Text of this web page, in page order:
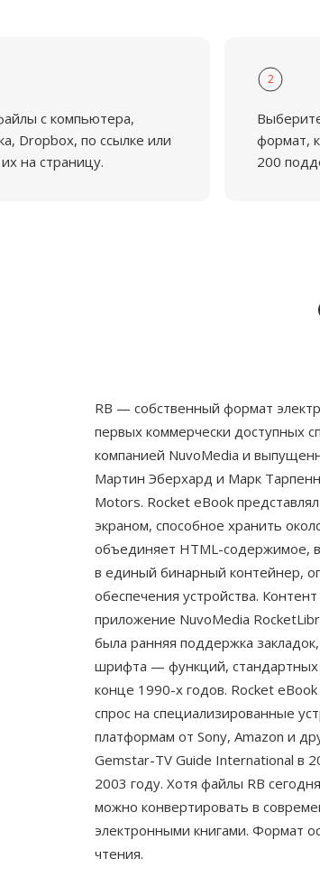
с компьютера,
Dropbox, по ссылке или
на страницу.
2
формат,
200
RB — собственный формат
первых коммерчески доступных
компанией NuvoMedia и
Мартин Эберхард и Марк
Motors. Rocket eBook
экраном, способное хранить
объединяет HTML-содержимое,
в единый бинарный контейнер,
обеспечения устройства.
приложение NuvoMedia
была ранняя поддержка
шрифта — функций,
конце 1990-х годов. Rocket
спрос на специализированные
платформам от Sony, Amazon и
Gemstar-TV Guide International в
2003 году. Хотя файлы RB
можно конвертировать в
электронными книгами. Формат
чтения.